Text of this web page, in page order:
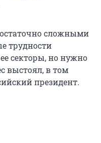
сложными
трудности
секторы, но нужно
выстоял, в том
президент.